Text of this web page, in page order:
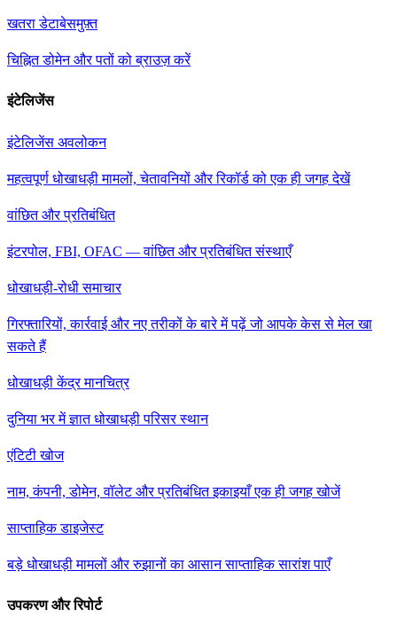
खतरा डेटाबेसमुफ़्त
चिह्नित डोमेन और पतों को ब्राउज़ करें
इंटेलिजेंस
इंटेलिजेंस अवलोकन
महत्वपूर्ण धोखाधड़ी मामलों, चेतावनियों और रिकॉर्ड को एक ही जगह देखें
वांछित और प्रतिबंधित
इंटरपोल, FBI, OFAC — वांछित और प्रतिबंधित संस्थाएँ
धोखाधड़ी-रोधी समाचार
गिरफ्तारियों, कार्रवाई और नए तरीकों के बारे में पढ़ें जो आपके केस से मेल खा
सकते हैं
धोखाधड़ी केंद्र मानचित्र
दुनिया भर में ज्ञात धोखाधड़ी परिसर स्थान
एंटिटी खोज
नाम, कंपनी, डोमेन, वॉलेट और प्रतिबंधित इकाइयाँ एक ही जगह खोजें
साप्ताहिक डाइजेस्ट
बड़े धोखाधड़ी मामलों और रुझानों का आसान साप्ताहिक सारांश पाएँ
उपकरण और रिपोर्ट